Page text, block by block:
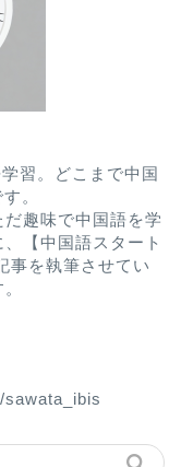
習。どこまで中国
。
趣味で中国語を学
【中国語スタート
事を執筆させてい